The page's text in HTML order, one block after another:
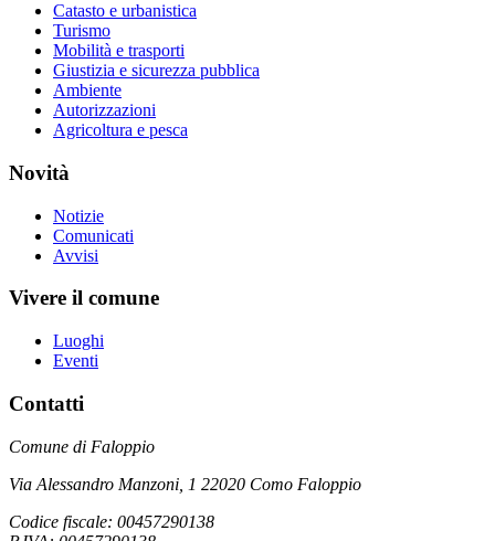
Catasto e urbanistica
Turismo
Mobilità e trasporti
Giustizia e sicurezza pubblica
Ambiente
Autorizzazioni
Agricoltura e pesca
Novità
Notizie
Comunicati
Avvisi
Vivere il comune
Luoghi
Eventi
Contatti
Comune di Faloppio
Via Alessandro Manzoni, 1 22020 Como Faloppio
Codice fiscale: 00457290138